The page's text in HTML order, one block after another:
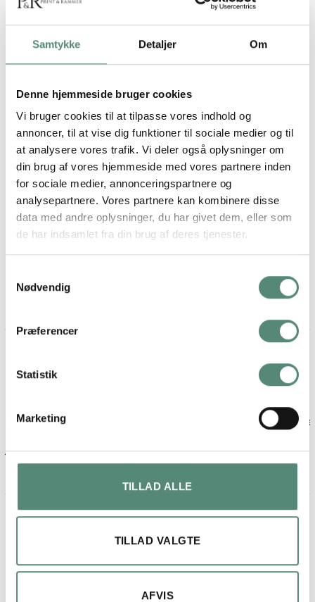
Samtykke Detaljer Om
Denne hjemmeside bruger cookies
Vi bruger cookies til at tilpasse vores indhold og
annoncer, til at vise dig funktioner til sociale medier og til
at analysere vores trafik. Vi deler også oplysninger om
din brug af vores hjemmeside med vores partnere inden
for sociale medier, annonceringspartnere og
analysepartnere. Vores partnere kan kombinere disse
data med andre oplysninger, du har givet dem, eller som
de har indsamlet fra din brug af deres tjenester.
Nødvendig
Præferencer
Statistik
Marketing
TILLAD ALLE
TILLAD VALGTE
AFVIS
STØRRELSE 29,7×42 cm, 42×59,4 cm, 50×70 cm
ANMELDELSER
FREMRAGENDE
Kom på anden dagen, efter bestilling